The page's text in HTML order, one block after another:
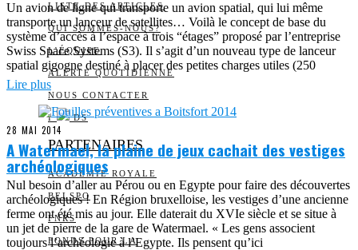
LISTE DES ARTICLES
QUI SOMMES-NOUS?
L’ÉQUIPE
ALERTE QUOTIDIENNE
NOUS CONTACTER
I DS
PARTENAIRES
ACADÉMIE ROYALE
BELSPO
FNRS
FONDS POUR LA
Un avion de ligne qui transporte un avion spatial, qui lui même
transporte un lanceur de satellites… Voilà le concept de base du
système d’accès à l’espace à trois “étages” proposé par l’entreprise
Swiss Space Systems (S3). Il s’agit d’un nouveau type de lanceur
spatial gigogne destiné à placer des petites charges utiles (250
Lire plus
28 MAI 2014
A Watermael, la plaine de jeux cachait des vestiges
archéologiques
Nul besoin d’aller au Pérou ou en Egypte pour faire des découvertes
archéologiques ! En Région bruxelloise, les vestiges d’une ancienne
ferme ont été mis au jour. Elle daterait du XVIe siècle et se situe à
un jet de pierre de la gare de Watermael. « Les gens associent
toujours l’archéologie à l’Egypte. Ils pensent qu’ici